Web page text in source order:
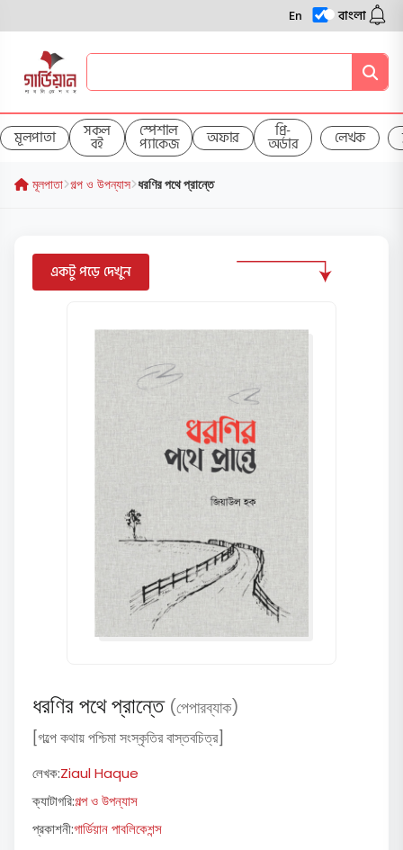
En বাংলা
মূলপাতা সকল
বই
স্পেশাল
প্যাকেজ অফার প্রি-
অর্ডার লেখক
মূলপাতা গল্প ও উপন্যাস ধরণির পথে প্রান্তে
একটু পড়ে দেখুন
ধরণির পথে প্রান্তে (পেপারব্যাক)
[গল্পে কথায় পশ্চিমা সংস্কৃতির বাস্তবচিত্র]
লেখক:Ziaul Haque
ক্যাটাগরি:গল্প ও উপন্যাস
প্রকাশনী:গার্ডিয়ান পাবলিকেশন্স